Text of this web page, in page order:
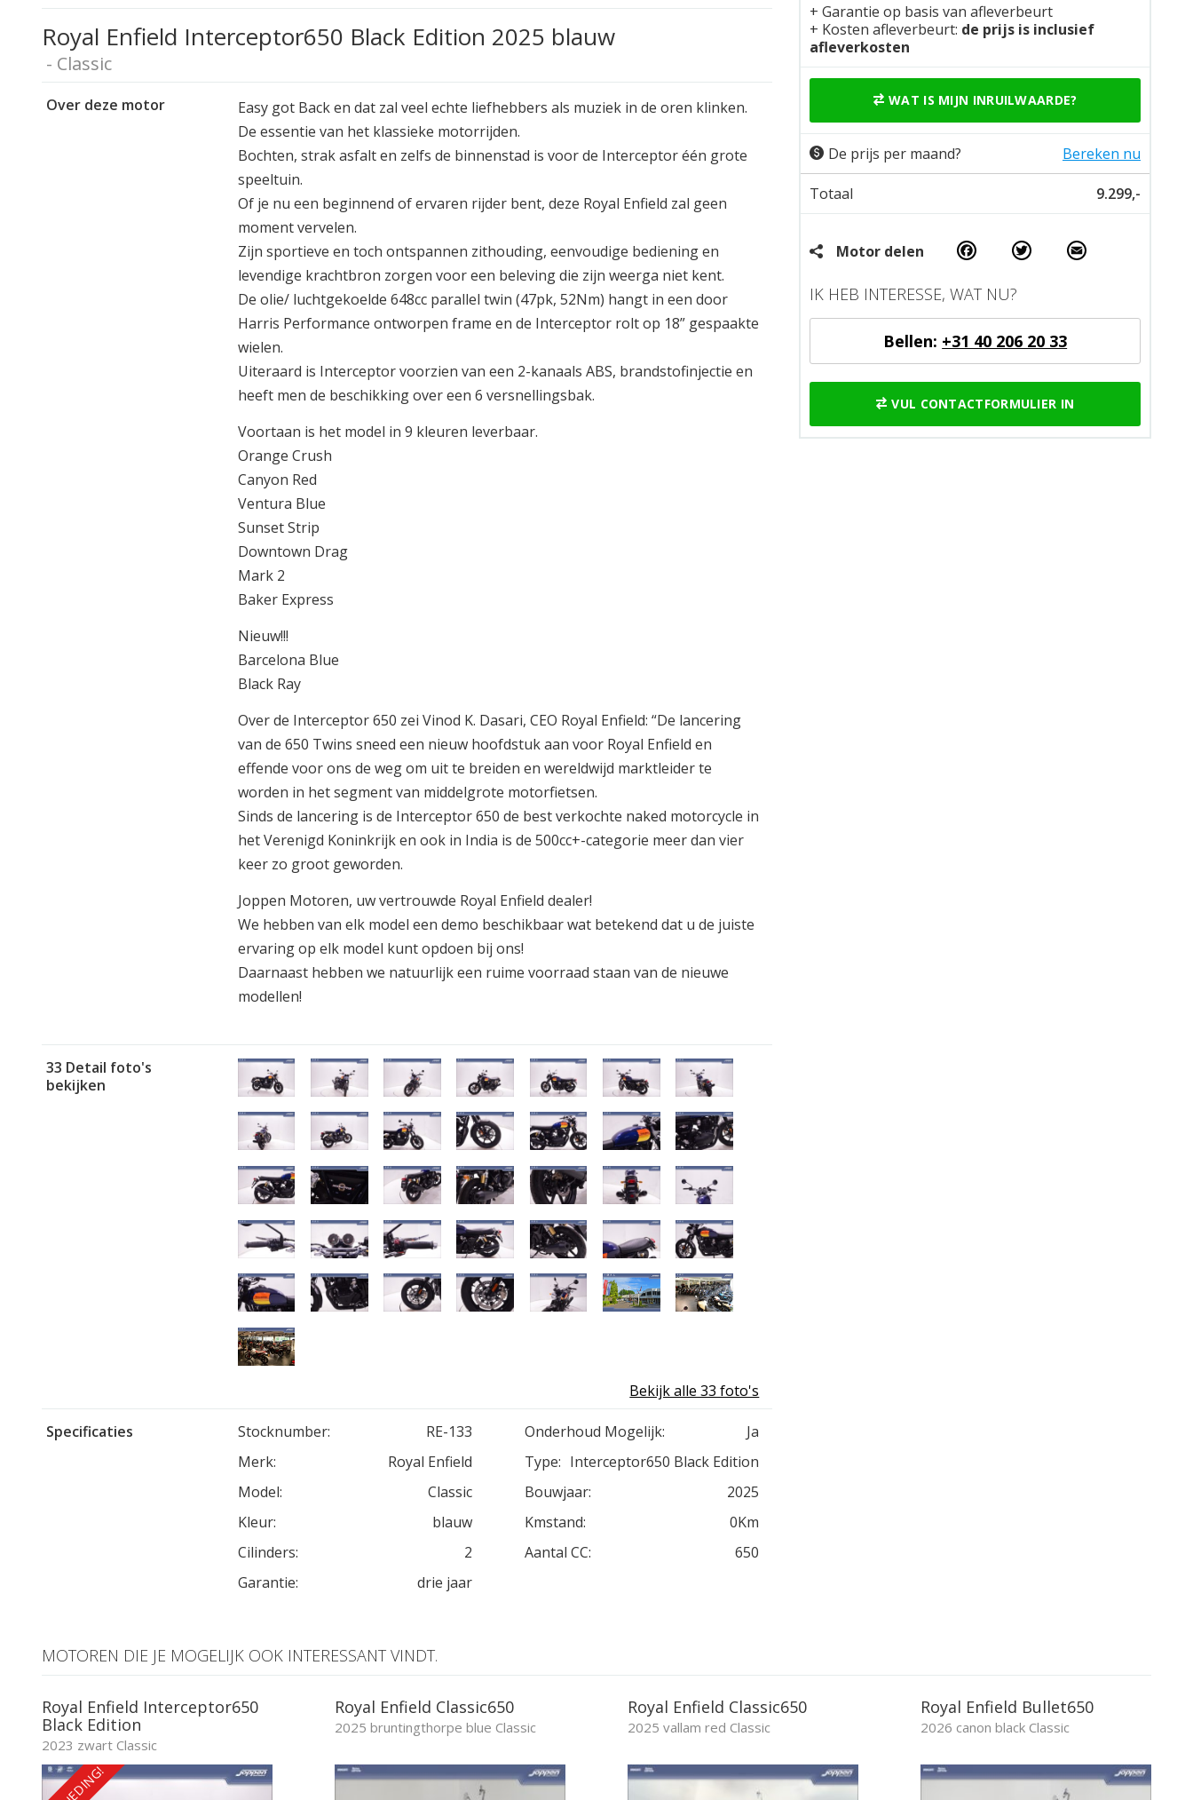
Royal Enfield Interceptor650 Black Edition 2025 blauw
- Classic
Over deze motor
Easy got Back en dat zal veel echte liefhebbers als muziek in de oren klinken.
De essentie van het klassieke motorrijden.
Bochten, strak asfalt en zelfs de binnenstad is voor de Interceptor één grote
speeltuin.
Of je nu een beginnend of ervaren rijder bent, deze Royal Enfield zal geen
moment vervelen.
Zijn sportieve en toch ontspannen zithouding, eenvoudige bediening en
levendige krachtbron zorgen voor een beleving die zijn weerga niet kent.
De olie/ luchtgekoelde 648cc parallel twin (47pk, 52Nm) hangt in een door
Harris Performance ontworpen frame en de Interceptor rolt op 18” gespaakte
wielen.
Uiteraard is Interceptor voorzien van een 2-kanaals ABS, brandstofinjectie en
heeft men de beschikking over een 6 versnellingsbak.
Voortaan is het model in 9 kleuren leverbaar.
Orange Crush
Canyon Red
Ventura Blue
Sunset Strip
Downtown Drag
Mark 2
Baker Express
Nieuw!!!
Barcelona Blue
Black Ray
Over de Interceptor 650 zei Vinod K. Dasari, CEO Royal Enfield: “De lancering
van de 650 Twins sneed een nieuw hoofdstuk aan voor Royal Enfield en
effende voor ons de weg om uit te breiden en wereldwijd marktleider te
worden in het segment van middelgrote motorfietsen.
Sinds de lancering is de Interceptor 650 de best verkochte naked motorcycle in
het Verenigd Koninkrijk en ook in India is de 500cc+-categorie meer dan vier
keer zo groot geworden.
Joppen Motoren, uw vertrouwde Royal Enfield dealer!
We hebben van elk model een demo beschikbaar wat betekend dat u de juiste
ervaring op elk model kunt opdoen bij ons!
Daarnaast hebben we natuurlijk een ruime voorraad staan van de nieuwe
modellen!
33 Detail foto's
bekijken
Bekijk alle 33 foto's
Specificaties Stocknumber: RE-133 Onderhoud Mogelijk:
Ja
Merk:
Royal Enfield Type: Interceptor650 Black Edition
Model:
Classic Bouwjaar:
2025
Kleur:
blauw Kmstand:
0Km
Cilinders:
2 Aantal CC:
650
Garantie:
drie jaar
+ Garantie op basis van afleverbeurt
+ Kosten afleverbeurt: de prijs is inclusief
afleverkosten
WAT IS MIJN INRUILWAARDE?
De prijs per maand? Bereken nu
Totaal 9.299,-
Motor delen Facebook Twitter
IK HEB INTERESSE, WAT NU?
Bellen: +31 40 206 20 33
VUL CONTACTFORMULIER IN
MOTOREN DIE JE MOGELIJK OOK INTERESSANT VINDT.
Royal Enfield Interceptor650
Black Edition
2023 zwart Classic
Royal Enfield Classic650
2025 bruntingthorpe blue Classic
Royal Enfield Classic650
2025 vallam red Classic
Royal Enfield Bullet650
2026 canon black Classic